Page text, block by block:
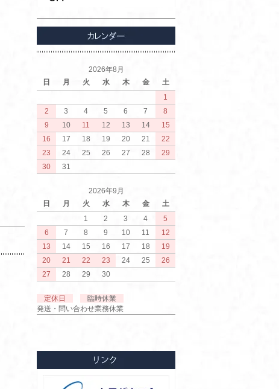
2026年8月
日
月 火 水 木 金
土
1
2
3 4 5 6 7
8
9
10 11 12 13 14
15
16
17 18 19 20 21
22
23
24 25 26 27 28
29
30
31
2026年9月
日
月 火 水 木 金
土
1
2 3 4
5
6
7 8 9 10 11
12
13
14 15 16 17 18
19
20
21 22 23 24 25
26
27
28 29 30
定休日
臨時休業
発送・問い合わせ業務休業